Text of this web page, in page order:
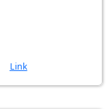
Link